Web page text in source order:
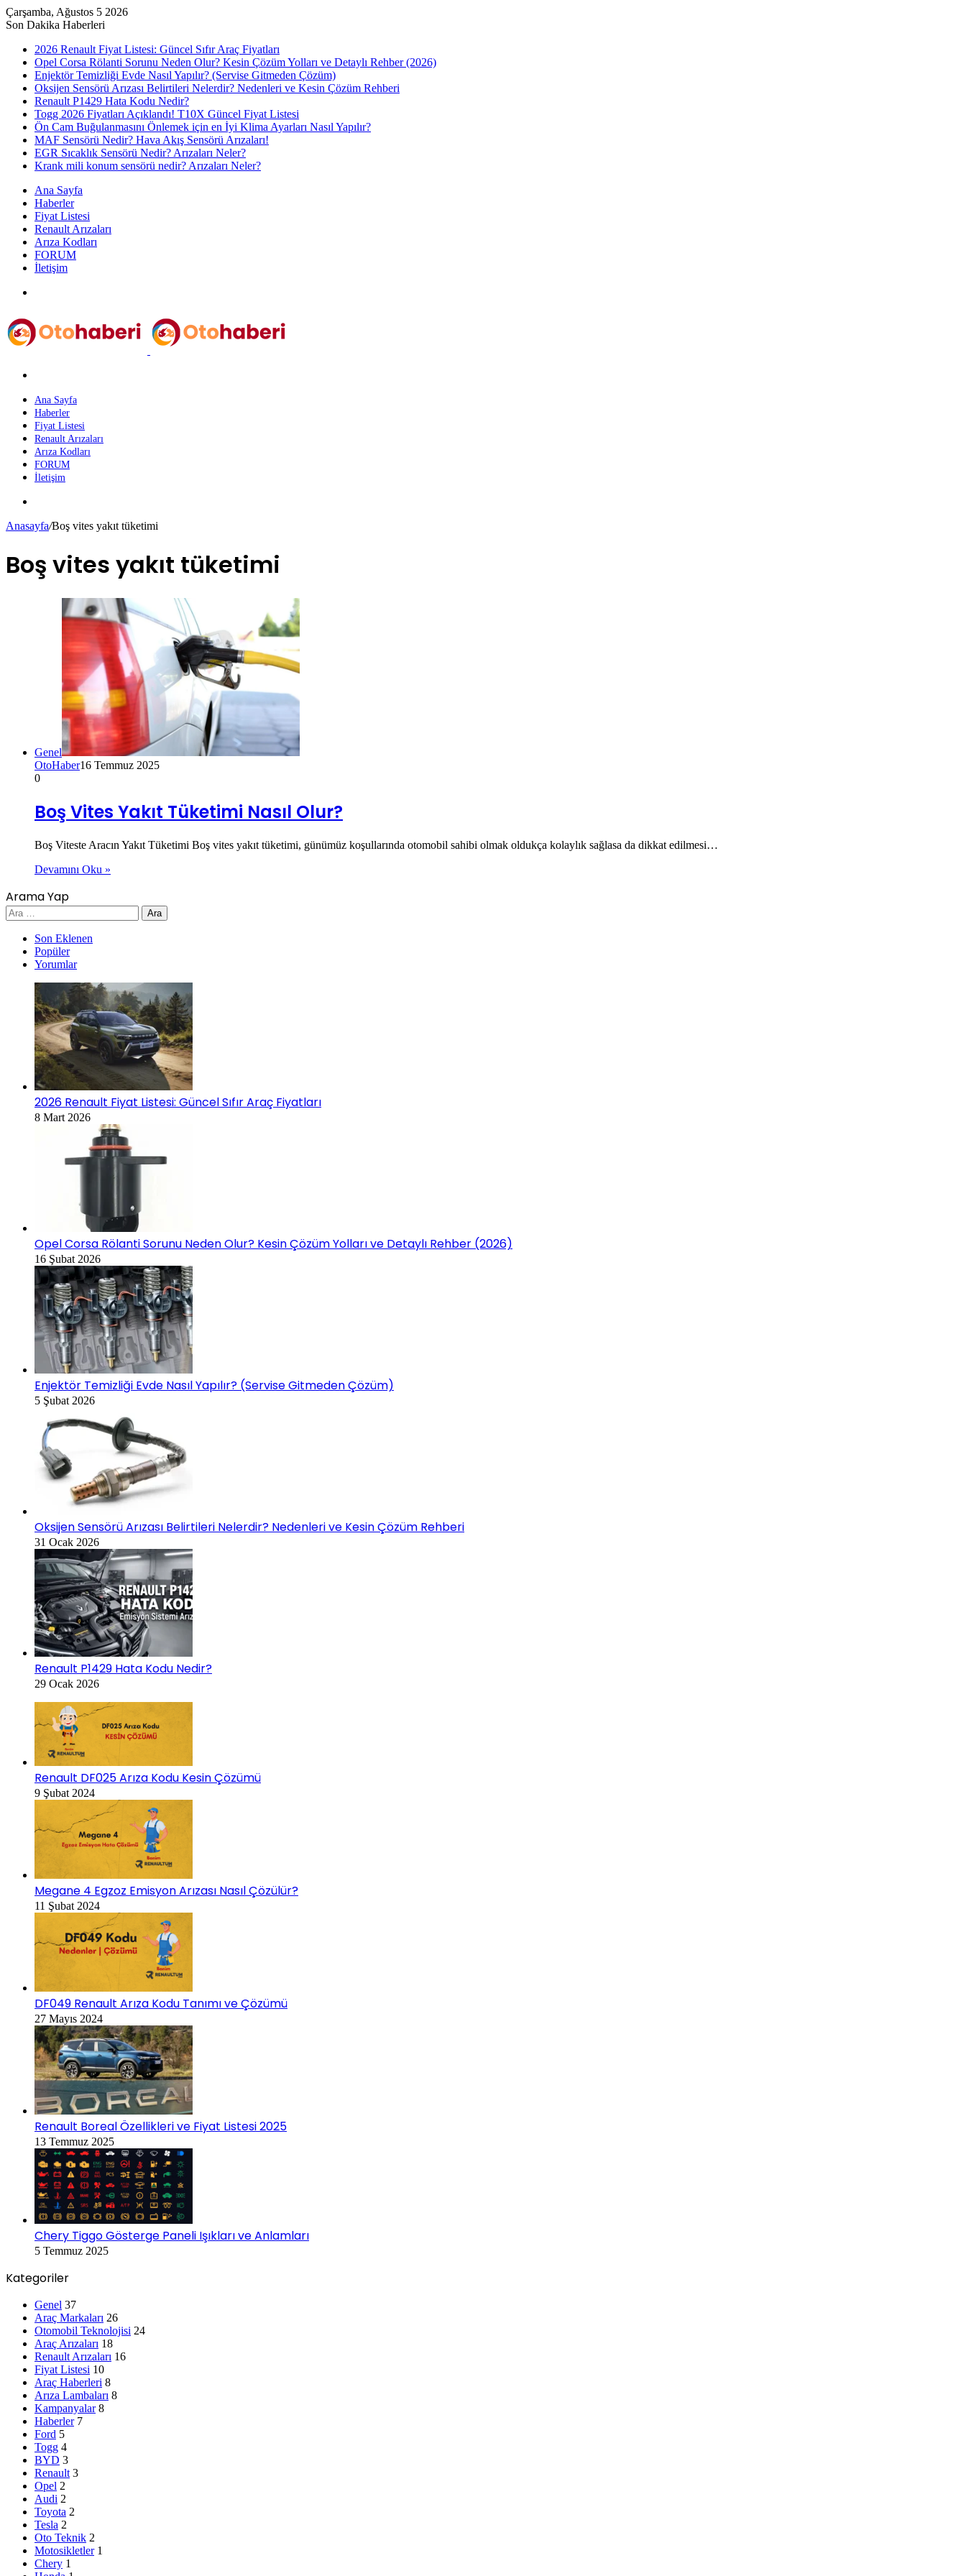
Çarşamba, Ağustos 5 2026
Son Dakika Haberleri
2026 Renault Fiyat Listesi: Güncel Sıfır Araç Fiyatları
Opel Corsa Rölanti Sorunu Neden Olur? Kesin Çözüm Yolları ve Detaylı Rehber (2026)
Enjektör Temizliği Evde Nasıl Yapılır? (Servise Gitmeden Çözüm)
Oksijen Sensörü Arızası Belirtileri Nelerdir? Nedenleri ve Kesin Çözüm Rehberi
Renault P1429 Hata Kodu Nedir?
Togg 2026 Fiyatları Açıklandı! T10X Güncel Fiyat Listesi
Ön Cam Buğulanmasını Önlemek için en İyi Klima Ayarları Nasıl Yapılır?
MAF Sensörü Nedir? Hava Akış Sensörü Arızaları!
EGR Sıcaklık Sensörü Nedir? Arızaları Neler?
Krank mili konum sensörü nedir? Arızaları Neler?
Ana Sayfa
Haberler
Fiyat Listesi
Renault Arızaları
Arıza Kodları
FORUM
İletişim
...
Ana Sayfa
Haberler
Fiyat Listesi
Renault Arızaları
Arıza Kodları
FORUM
İletişim
değiştir
Anasayfa/Boş vites yakıt tüketimi
Boş vites yakıt tüketimi
Genel
OtoHaber16 Temmuz 2025
0
Boş Vites Yakıt Tüketimi Nasıl Olur?
Boş Viteste Aracın Yakıt Tüketimi Boş vites yakıt tüketimi, günümüz koşullarında otomobil sahibi olmak oldukça kolaylık sağlasa da dikkat edilmesi…
Devamını Oku »
Arama Yap
Arama:
Son Eklenen
Popüler
Yorumlar
2026 Renault Fiyat Listesi: Güncel Sıfır Araç Fiyatları
8 Mart 2026
Opel Corsa Rölanti Sorunu Neden Olur? Kesin Çözüm Yolları ve Detaylı Rehber (2026)
16 Şubat 2026
Enjektör Temizliği Evde Nasıl Yapılır? (Servise Gitmeden Çözüm)
5 Şubat 2026
Oksijen Sensörü Arızası Belirtileri Nelerdir? Nedenleri ve Kesin Çözüm Rehberi
31 Ocak 2026
Renault P1429 Hata Kodu Nedir?
29 Ocak 2026
Renault DF025 Arıza Kodu Kesin Çözümü
9 Şubat 2024
Megane 4 Egzoz Emisyon Arızası Nasıl Çözülür?
11 Şubat 2024
DF049 Renault Arıza Kodu Tanımı ve Çözümü
27 Mayıs 2024
Renault Boreal Özellikleri ve Fiyat Listesi 2025
13 Temmuz 2025
Chery Tiggo Gösterge Paneli Işıkları ve Anlamları
5 Temmuz 2025
Kategoriler
Genel 37
Araç Markaları 26
Otomobil Teknolojisi 24
Araç Arızaları 18
Renault Arızaları 16
Fiyat Listesi 10
Araç Haberleri 8
Arıza Lambaları 8
Kampanyalar 8
Haberler 7
Ford 5
Togg 4
BYD 3
Renault 3
Opel 2
Audi 2
Toyota 2
Tesla 2
Oto Teknik 2
Motosikletler 1
Chery 1